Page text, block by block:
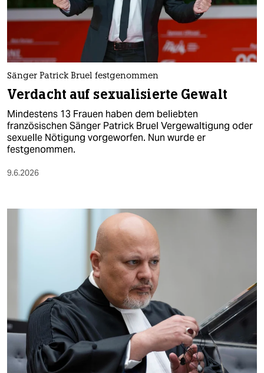
Sänger Patrick Bruel festgenommen
Verdacht auf sexualisierte Gewalt
Mindestens 13 Frauen haben dem beliebten
französischen Sänger Patrick Bruel Vergewaltigung oder
sexuelle Nötigung vorgeworfen. Nun wurde er
festgenommen.
9.6.2026